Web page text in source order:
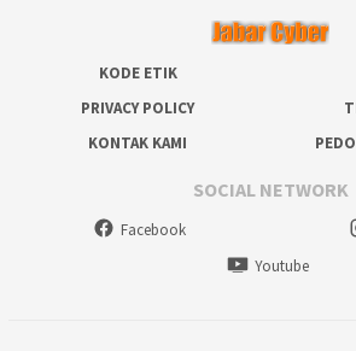
KODE ETIK
PRIVACY POLICY
KONTAK KAMI
SOCIAL NETWORK
Facebook
Youtube